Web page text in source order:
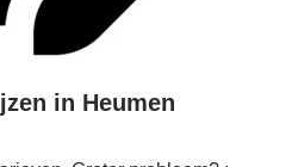
in Heumen